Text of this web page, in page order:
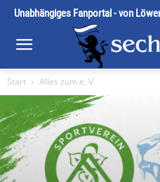
Unabhängiges Fanportal - von
Start Alles zum e. V.